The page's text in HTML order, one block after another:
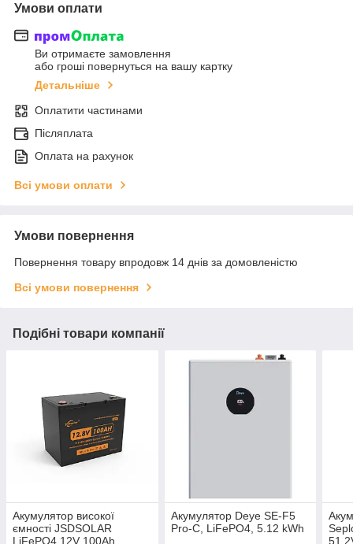
Умови оплати
Ви отримаєте замовлення
або гроші повернуться на вашу картку
Детальніше
Оплатити частинами
Післяплата
Оплата на рахунок
Всі умови оплати
Умови повернення
Повернення товару впродовж 14 днів за домовленістю
Всі умови повернення
Подібні товари компанії
Акумулятор високої
ємності JSDSOLAR
LiFePO4 12V 100Ah
Акумулятор Deye SE-F5
Pro-C, LiFePO4, 5.12 kWh